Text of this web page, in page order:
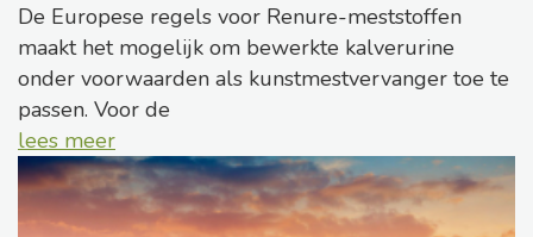
De Europese regels voor Renure-meststoffen
maakt het mogelijk om bewerkte kalverurine
onder voorwaarden als kunstmestvervanger toe te
passen. Voor de
lees meer